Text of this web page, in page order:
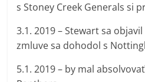
s Stoney Creek Generals si
3.1. 2019 – Stewart sa
zmluve sa dohodol s
5.1. 2019 – by mal